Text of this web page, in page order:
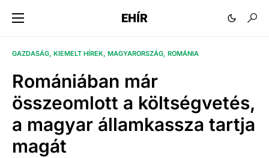
EHÍR
GAZDASÁG KIEMELT HÍREK MAGYARORSZÁG ROMÁNIA
Romániában már
összeomlott a költségvetés,
a magyar államkassza tartja
magát